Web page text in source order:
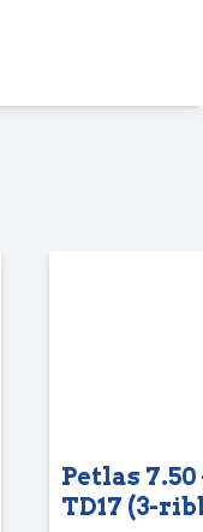
Petlas 7.50
TD17 (3-